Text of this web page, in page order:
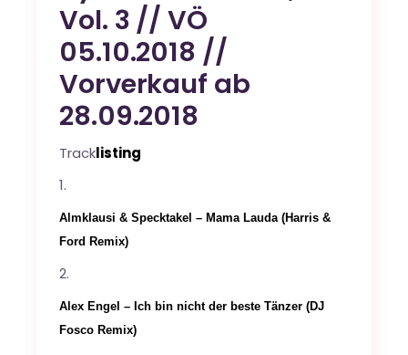
Vol. 3 // VÖ
05.10.2018 //
Vorverkauf ab
28.09.2018
Tracklisting
Almklausi & Specktakel – Mama Lauda (Harris &
Ford Remix)
Alex Engel – Ich bin nicht der beste Tänzer (DJ
Fosco Remix)